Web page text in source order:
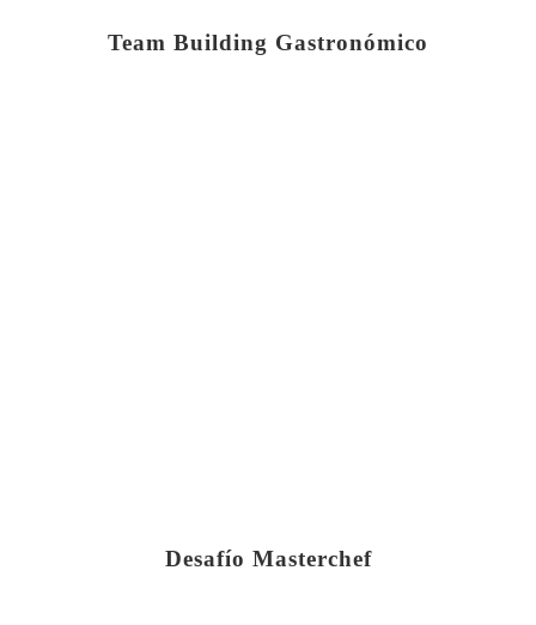
Team Building Gastronómico
Desafío Masterchef